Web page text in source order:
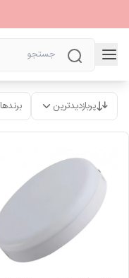
پربازدیدترین برندها